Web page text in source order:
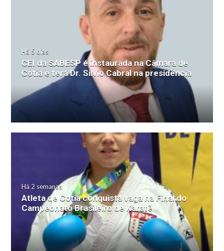
Há 5 dias
CEI da SABESP é instaurada na Câmara de
Cotia e terá Dr. Silvio Cabral na presidência
Há 2 semanas
Atleta de Cotia conquista vaga na Final do
Campeonato Brasileiro de Karatê